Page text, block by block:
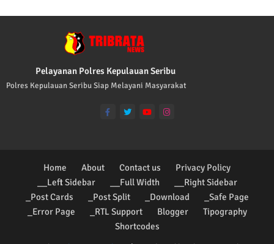
Pelayanan Polres Kepulauan Seribu
Polres Kepulauan Seribu Siap Melayani Masyarakat
Home About Contact us
Privacy Policy
__Left Sidebar
__Full Width
__Right Sidebar
_Post Cards
_Post Split _Download
_Safe Page
_Error Page
_RTL Support Blogger
Tipography
Shortcodes